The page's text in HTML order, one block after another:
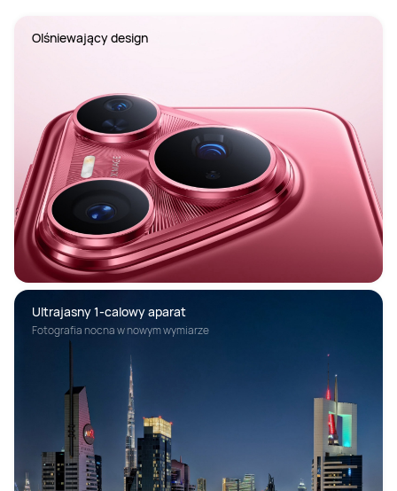
Olśniewający design
Ultrajasny 1-calowy aparat
Fotografia nocna w nowym wymiarze